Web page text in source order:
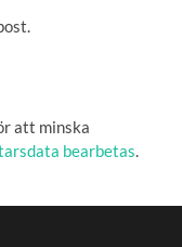
att minska
bearbetas